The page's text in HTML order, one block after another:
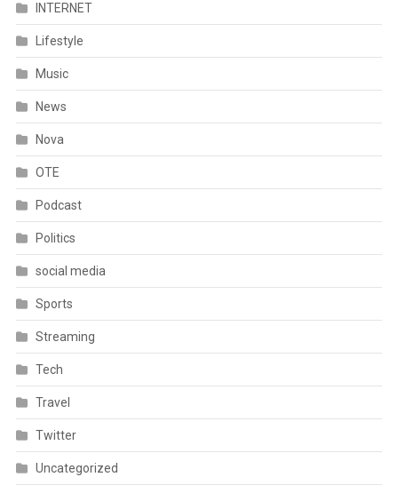
INTERNET
Lifestyle
Music
News
Nova
OTE
Podcast
Politics
social media
Sports
Streaming
Tech
Travel
Twitter
Uncategorized